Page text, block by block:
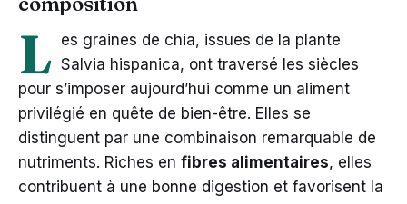
L es graines de chia, issues de la plante
Salvia hispanica, ont traversé les siècles
pour s’imposer aujourd’hui comme un aliment
privilégié en quête de bien-être. Elles se
distinguent par une combinaison remarquable de
nutriments. Riches en fibres alimentaires, elles
contribuent à une bonne digestion et favorisent la